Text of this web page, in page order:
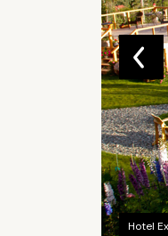
Hotel